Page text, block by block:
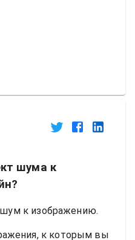
шума к
к изображению.
к которым вы